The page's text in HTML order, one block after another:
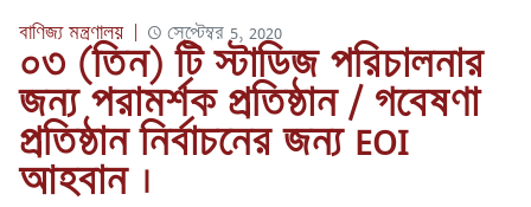
বাণিজ্য মন্ত্রণালয় সেপ্টেম্বর 5, 2020
০৩ (তিন) টি স্টাডিজ পরিচালনার
জন্য পরামর্শক প্রতিষ্ঠান / গবেষণা
প্রতিষ্ঠান নির্বাচনের জন্য EOI
আহবান ।